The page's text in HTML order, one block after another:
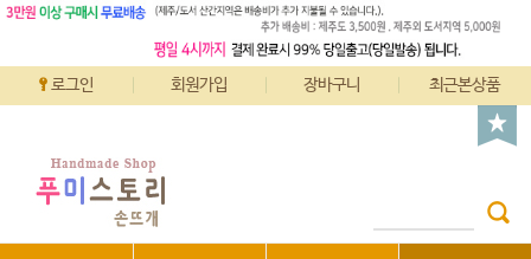
로그인 회원가입 장바구니 최근본상품